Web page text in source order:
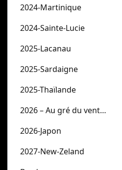
2024-Martinique
2024-Sainte-Lucie
2025-Lacanau
2025-Sardaigne
2025-Thaïlande
2026 – Au gré du vent…
2026-Japon
2027-New-Zeland